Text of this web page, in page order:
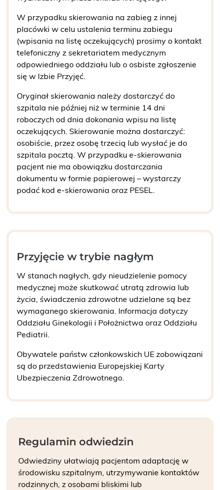
W przypadku skierowania na zabieg z innej
placówki w celu ustalenia terminu zabiegu
(wpisania na listę oczekujących) prosimy o kontakt
telefoniczny z sekretariatem medycznym
odpowiedniego oddziału lub o osbiste zgłoszenie
się w Izbie Przyjęć.
Oryginał skierowania należy dostarczyć do
szpitala nie później niż w terminie 14 dni
roboczych od dnia dokonania wpisu na listę
oczekujących. Skierowanie można dostarczyć:
osobiście, przez osobę trzecią lub wysłać je do
szpitala pocztą.W przypadku e-skierowania
pacjent nie ma obowiązku dostarczania
dokumentu w formie papierowej – wystarczy
podać kod e-skierowania oraz PESEL.
Przyjęcie w trybie nagłym
W stanach nagłych, gdy nieudzielenie pomocy
medycznej może skutkować utratą zdrowia lub
życia, świadczenia zdrowotne udzielane są bez
wymaganego skierowania. Informacja dotyczy
Oddziału Ginekologii i Położnictwa oraz Oddziału
Pediatrii.
Obywatele państw członkowskich UE zobowiązani
są do przedstawienia Europejskiej Karty
Ubezpieczenia Zdrowotnego.
Regulamin odwiedzin
Odwiedziny ułatwiają pacjentom adaptację w
środowisku szpitalnym, utrzymywanie kontaktów
rodzinnych, z osobami bliskimi lub